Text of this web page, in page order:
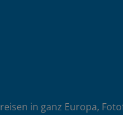
in ganz Europa,